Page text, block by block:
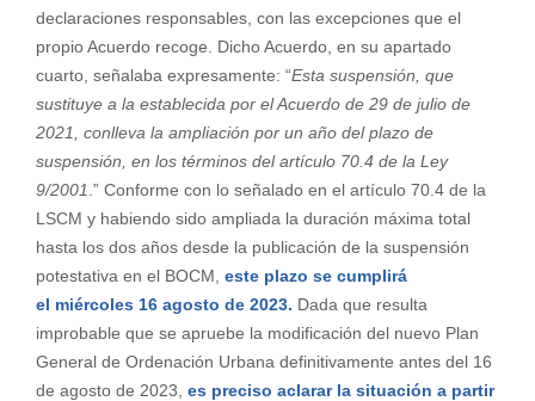
declaraciones responsables, con las excepciones que el
propio Acuerdo recoge. Dicho Acuerdo, en su apartado
cuarto, señalaba expresamente: “Esta suspensión, que
sustituye a la establecida por el Acuerdo de 29 de julio de
2021, conlleva la ampliación por un año del plazo de
suspensión, en los términos del artículo 70.4 de la Ley
9/2001 .” Conforme con lo señalado en el artículo 70.4 de la
LSCM y habiendo sido ampliada la duración máxima total
hasta los dos años desde la publicación de la suspensión
potestativa en el BOCM, este plazo se cumplirá
el miércoles 16 agosto de 2023. Dada que resulta
improbable que se apruebe la modificación del nuevo Plan
General de Ordenación Urbana definitivamente antes del 16
de agosto de 2023, es preciso aclarar la situación a partir